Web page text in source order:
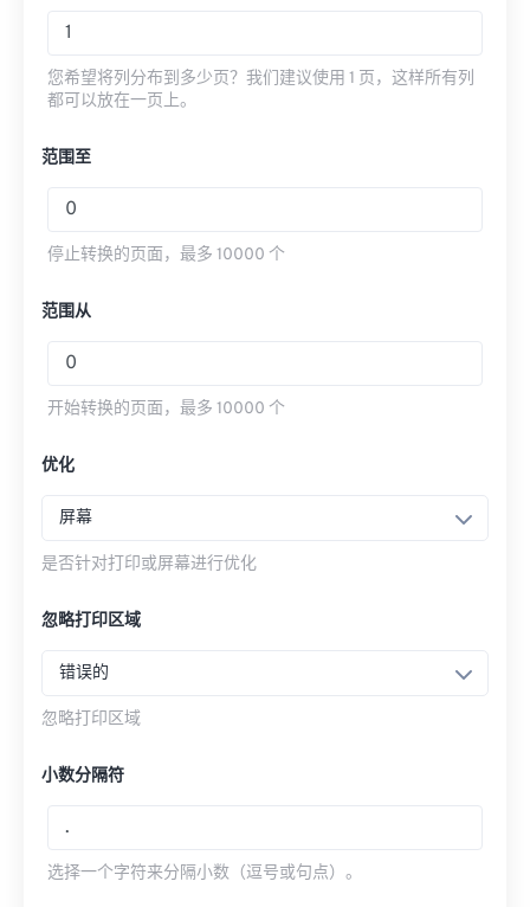
您希望将列分布到多少页？我们建议使用 1 页，这样所有列
都可以放在一页上。
范围至
停止转换的页面，最多 10000 个
范围从
开始转换的页面，最多 10000 个
优化
屏幕
是否针对打印或屏幕进行优化
忽略打印​​区域
错误的
忽略打印​​区域
小数分隔符
选择一个字符来分隔小数（逗号或句点）。